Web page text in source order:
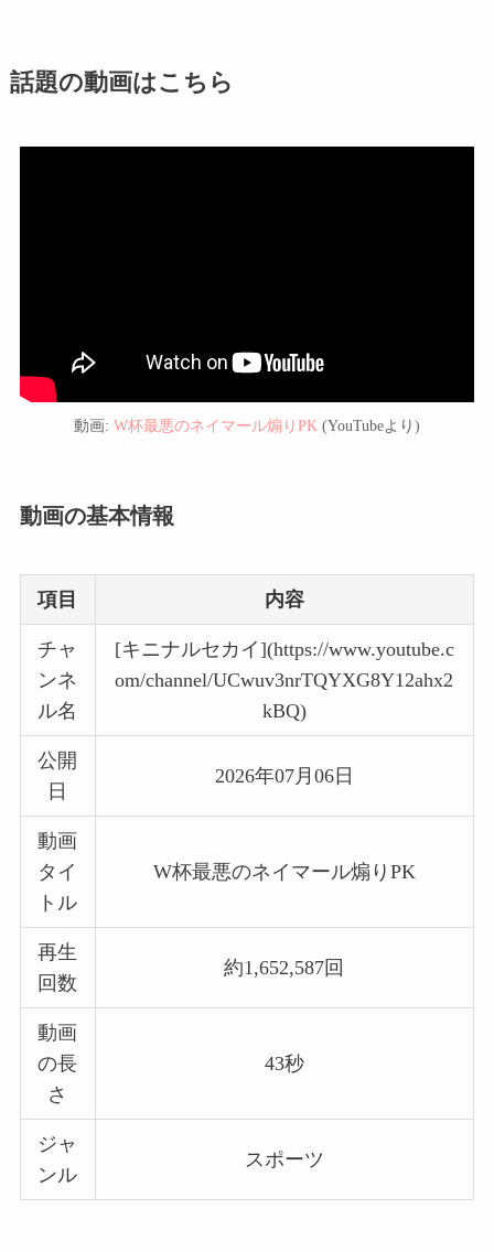
話題の動画はこちら
動画: W杯最悪のネイマール煽りPK (YouTubeより)
動画の基本情報
項目 内容
チャ
ンネ
ル名
[キニナルセカイ](https://www.youtube.c
om/channel/UCwuv3nrTQYXG8Y12ahx2
kBQ)
公開
日
2026年07月06日
動画
タイ
トル
W杯最悪のネイマール煽りPK
再生
回数
約1,652,587回
動画
の長
さ
43秒
ジャ
ンル
スポーツ